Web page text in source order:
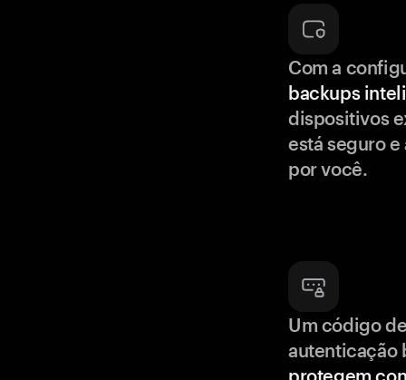
Com a
backups
dispositivos
está seguro
por você.
Um código
autenticação
protegem